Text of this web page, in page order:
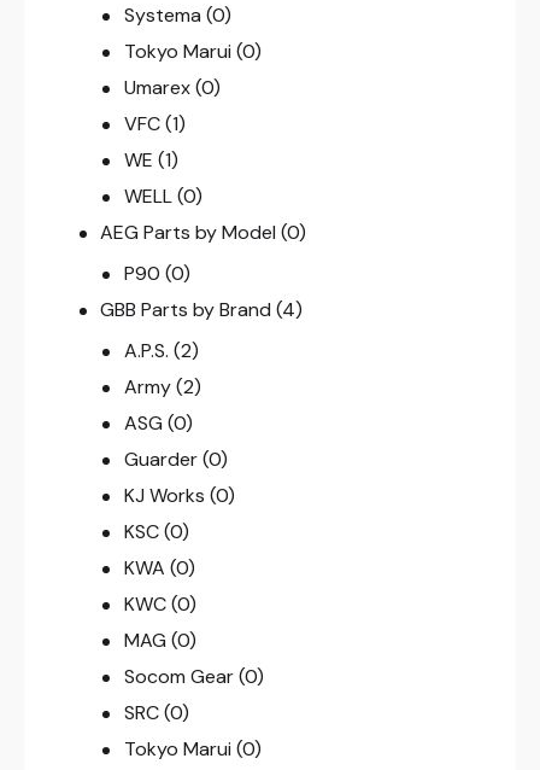
Systema (0)
Tokyo Marui (0)
Umarex (0)
VFC (1)
WE (1)
WELL (0)
AEG Parts by Model (0)
P90 (0)
GBB Parts by Brand (4)
A.P.S. (2)
Army (2)
ASG (0)
Guarder (0)
KJ Works (0)
KSC (0)
KWA (0)
KWC (0)
MAG (0)
Socom Gear (0)
SRC (0)
Tokyo Marui (0)